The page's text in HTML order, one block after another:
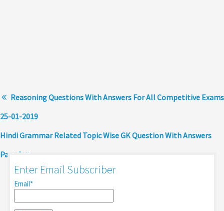
Reasoning Questions With Answers For All Competitive Exams
25-01-2019
Hindi Grammar Related Topic Wise GK Question With Answers
Part-9
Enter Email Subscriber
Email*